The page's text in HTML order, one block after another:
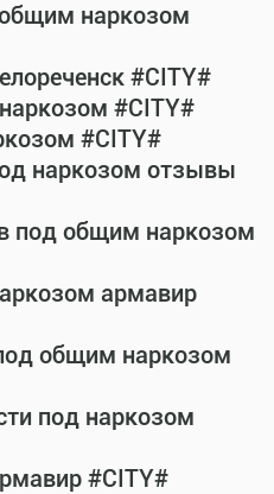
наркозом
#CITY#
#CITY#
#CITY#
наркозом отзывы
под общим наркозом
армавир
общим наркозом
под наркозом
#CITY#